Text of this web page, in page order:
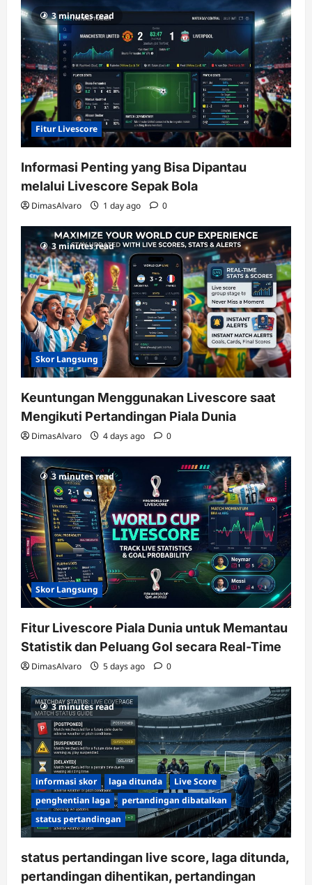
RTP
terupdate
3 minutes read
Fitur Livescore
Informasi Penting yang Bisa Dipantau
melalui Livescore Sepak Bola
DimasAlvaro 1 day ago 0
3 minutes read
Skor Langsung
Keuntungan Menggunakan Livescore saat
Mengikuti Pertandingan Piala Dunia
DimasAlvaro 4 days ago 0
3 minutes read
Skor Langsung
Fitur Livescore Piala Dunia untuk Memantau
Statistik dan Peluang Gol secara Real-Time
DimasAlvaro 5 days ago 0
3 minutes read
informasi skor laga ditunda
Live Score
penghentian laga
pertandingan dibatalkan
status pertandingan
status pertandingan live score, laga ditunda,
pertandingan dihentikan, pertandingan